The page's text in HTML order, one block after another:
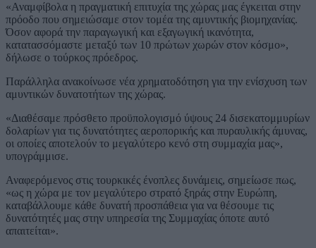
«Αναμφίβολα η πραγματική επιτυχία της χώρας μας έγκειται στην
πρόοδο που σημειώσαμε στον τομέα της αμυντικής βιομηχανίας.
Όσον αφορά την παραγωγική και εξαγωγική ικανότητα,
κατατασσόμαστε μεταξύ των 10 πρώτων χωρών στον κόσμο»,
δήλωσε ο τούρκος πρόεδρος.
Παράλληλα ανακοίνωσε νέα χρηματοδότηση για την ενίσχυση των
αμυντικών δυνατοτήτων της χώρας.
«Διαθέσαμε πρόσθετο προϋπολογισμό ύψους 24 δισεκατομμυρίων
δολαρίων για τις δυνατότητες αεροπορικής και πυραυλικής άμυνας,
οι οποίες αποτελούν το μεγαλύτερο κενό στη συμμαχία μας»,
υπογράμμισε.
Αναφερόμενος στις τουρκικές ένοπλες δυνάμεις, σημείωσε πως,
«ως η χώρα με τον μεγαλύτερο στρατό ξηράς στην Ευρώπη,
καταβάλλουμε κάθε δυνατή προσπάθεια για να θέσουμε τις
δυνατότητές μας στην υπηρεσία της Συμμαχίας όποτε αυτό
απαιτείται».